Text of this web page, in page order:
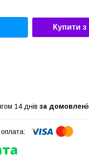
Купити з
14 днів за